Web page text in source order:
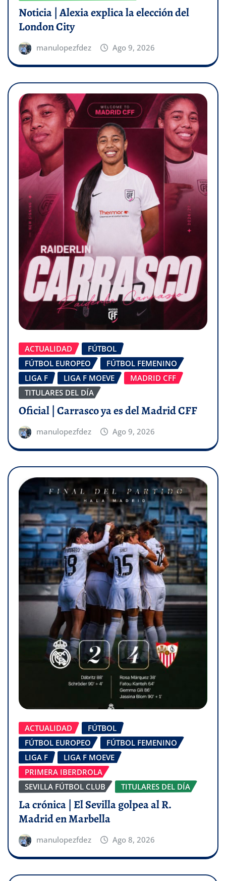
Noticia | Alexia explica la elección del
London City
manulopezfdez Ago 9, 2026
ACTUALIDAD
FÚTBOL
FÚTBOL EUROPEO
FÚTBOL FEMENINO
LIGA F
LIGA F MOEVE
MADRID CFF
TITULARES DEL DÍA
Oficial | Carrasco ya es del Madrid CFF
manulopezfdez Ago 9, 2026
ACTUALIDAD
FÚTBOL
FÚTBOL EUROPEO
FÚTBOL FEMENINO
LIGA F
LIGA F MOEVE
PRIMERA IBERDROLA
SEVILLA FÚTBOL CLUB
TITULARES DEL DÍA
La crónica | El Sevilla golpea al R.
Madrid en Marbella
manulopezfdez Ago 8, 2026